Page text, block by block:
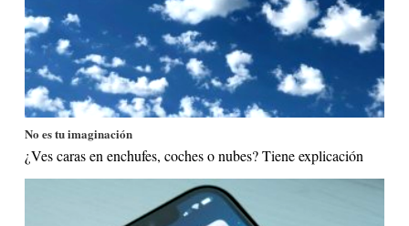
No es tu imaginación
¿Ves caras en enchufes, coches o nubes? Tiene explicación